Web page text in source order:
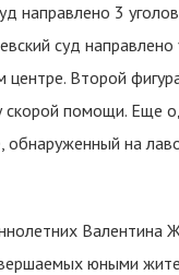
направлено 3
суд
Второй
помощи. Еще
обнаруженный на
Валентина
юными